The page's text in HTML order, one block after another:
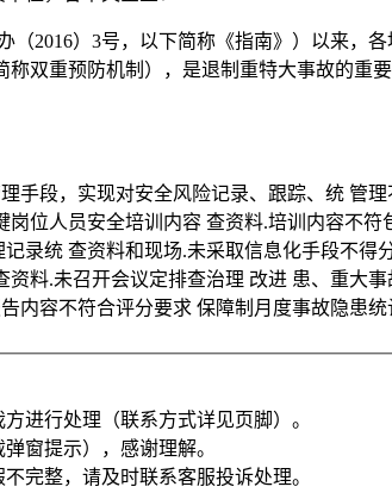
2016）3号，以下简称《指南》）以来，
双重预防机制），是退制重特大事故的重
手段，实现对安全风险记录、跟踪、统 管
位人员安全培训内容 查资料.培训内容不
录统 查资料和现场.未采取信息化手段不
料.未召开会议定排查治理 改进 患、重大
内容不符合评分要求 保障制月度事故隐患
进行处理（联系方式详见页脚）。
窗提示），感谢理解。
完整，请及时联系客服投诉处理。